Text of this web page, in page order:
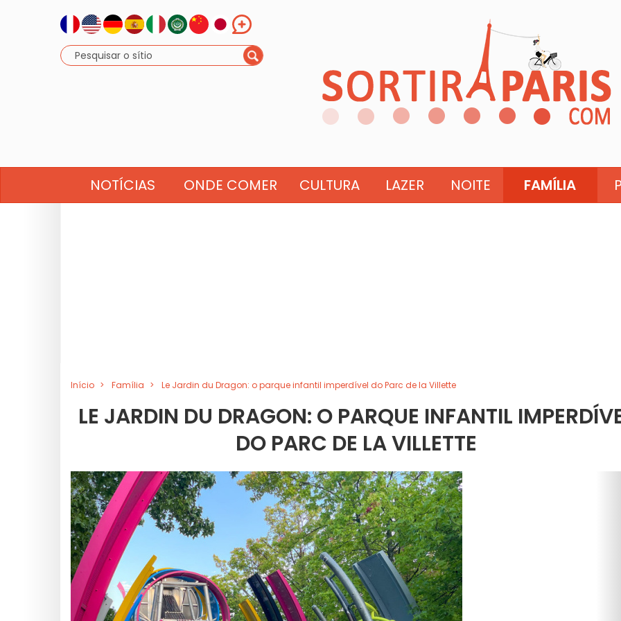
NOTÍCIAS ONDE COMER CULTURA LAZER NOITE FAMÍLIA
Início Família Le Jardin du Dragon: o parque infantil imperdível do Parc de la Villette
LE JARDIN DU DRAGON: O PARQUE INFANTIL
DO PARC DE LA VILLETTE